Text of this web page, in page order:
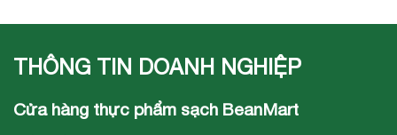
THÔNG TIN DOANH NGHIỆP
Cửa hàng thực phẩm sạch BeanMart